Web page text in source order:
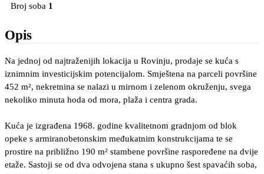
Broj soba 1
Opis
Na jednoj od najtraženijih lokacija u Rovinju, prodaje se kuća s
iznimnim investicijskim potencijalom. Smještena na parceli površine
452 m², nekretnina se nalazi u mirnom i zelenom okruženju, svega
nekoliko minuta hoda od mora, plaža i centra grada.
Kuća je izgrađena 1968. godine kvalitetnom gradnjom od blok
opeke s armiranobetonskim međukatnim konstrukcijama te se
prostire na približno 190 m² stambene površine raspoređene na dvije
etaže. Sastoji se od dva odvojena stana s ukupno šest spavaćih soba,